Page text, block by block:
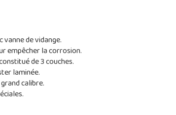
de vidange.
empêcher la corrosion.
de 3 couches.
laminée.
calibre.